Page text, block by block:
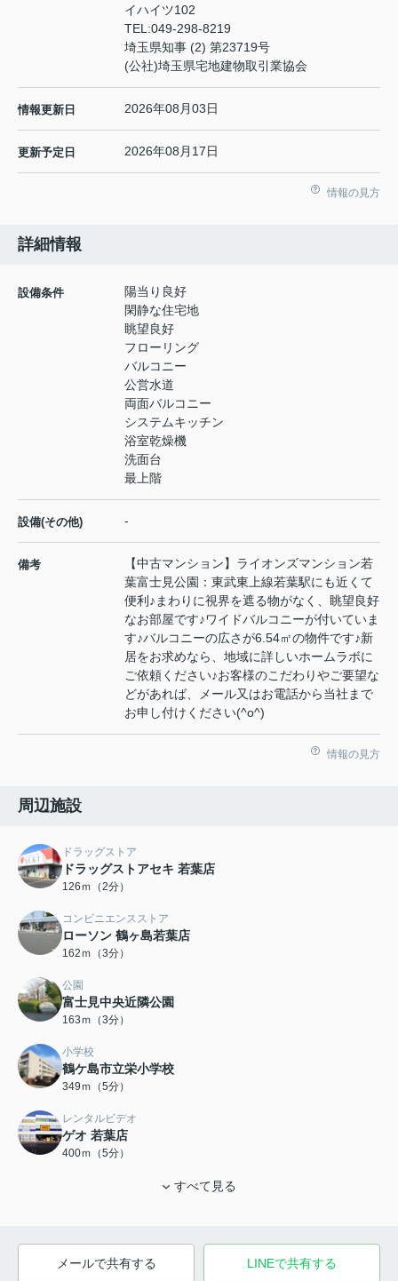
イハイツ102
TEL:049-298-8219
埼玉県知事 (2) 第23719号
(公社)埼玉県宅地建物取引業協会
情報更新日 2026年08月03日
更新予定日 2026年08月17日
情報の見方
詳細情報
設備条件
陽当り良好
閑静な住宅地
眺望良好
フローリング
バルコニー
公営水道
両面バルコニー
システムキッチン
浴室乾燥機
洗面台
最上階
設備(その他) -
備考
【中古マンション】ライオンズマンション若
葉富士見公園：東武東上線若葉駅にも近くて
便利♪まわりに視界を遮る物がなく、眺望良好
なお部屋です♪ワイドバルコニーが付いていま
す♪バルコニーの広さが6.54㎡の物件です♪新
居をお求めなら、地域に詳しいホームラボに
ご依頼ください♪お客様のこだわりやご要望な
どがあれば、メール又はお電話から当社まで
お申し付けください(^o^)
情報の見方
周辺施設
ドラッグストア
ドラッグストアセキ 若葉店
126ｍ（2分）
コンビニエンスストア
ローソン 鶴ヶ島若葉店
162ｍ（3分）
公園
富士見中央近隣公園
163ｍ（3分）
小学校
鶴ケ島市立栄小学校
349ｍ（5分）
レンタルビデオ
ゲオ 若葉店
400ｍ（5分）
すべて見る
メールで共有する LINEで共有する